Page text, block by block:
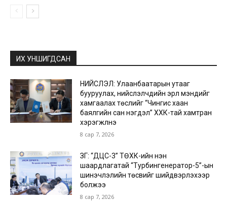
ИХ УНШИГДСАН
НИЙСЛЭЛ: Улаанбаатарын утааг
бууруулах, нийслэлчүүдийн эрүүл мэндийг
хамгаалах төслийг “Чингис хаан
баялгийн сан нэгдэл” ХХК-тай хамтран
хэрэгжүүлнэ
8 сар 7, 2026
ЗГ: “ДЦС-3” ТӨХК-ийн нэн
шаардлагатай “Турбингенератор-5”-ын
шинэчлэлийн төсвийг шийдвэрлэхээр
болжээ
8 сар 7, 2026